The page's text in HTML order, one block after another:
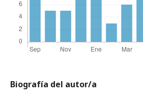
Biografía del autor/a